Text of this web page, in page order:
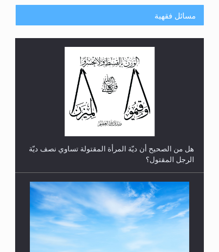
رأيٌ في لغة المسيح الموعود عليه السلام.. 4...
الهجرة: بحث عن الأمن والسلام في سبيل إرساء الأمن
مسائل فقهية
هل من الصحيح أن ديّة المرأة المقتولة تساوي نصف ديّة
الرجل المقتول؟